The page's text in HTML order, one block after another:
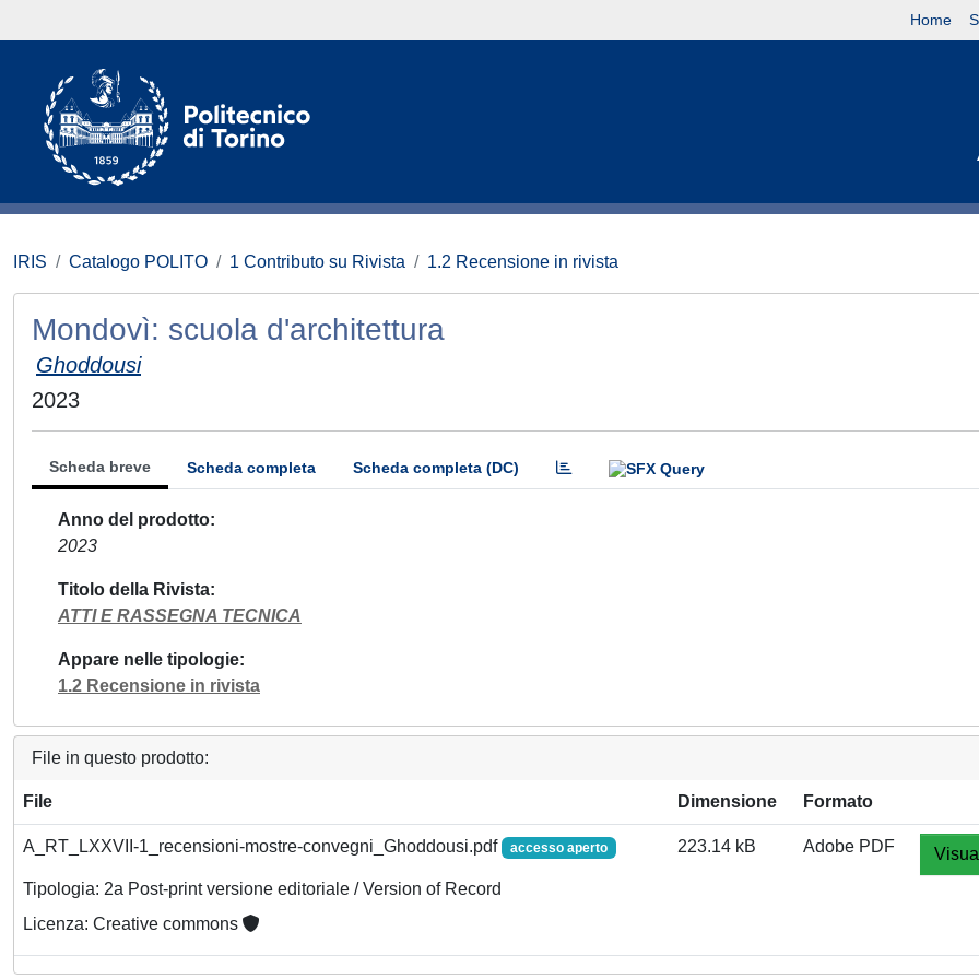
Home
IRIS Catalogo POLITO 1 Contributo su Rivista 1.2 Recensione in rivista
Mondovì: scuola d'architettura
Ghoddousi
2023
Scheda breve Scheda completa Scheda completa (DC)
Anno del prodotto
2023
Titolo della Rivista
ATTI E RASSEGNA TECNICA
Appare nelle tipologie
1.2 Recensione in rivista
File in questo prodotto:
File Dimensione Formato
A_RT_LXXVII-1_recensioni-mostre-convegni_Ghoddousi.pdf accesso aperto
Tipologia: 2a Post-print versione editoriale / Version of Record
Licenza: Creative commons
223.14 kB Adobe PDF